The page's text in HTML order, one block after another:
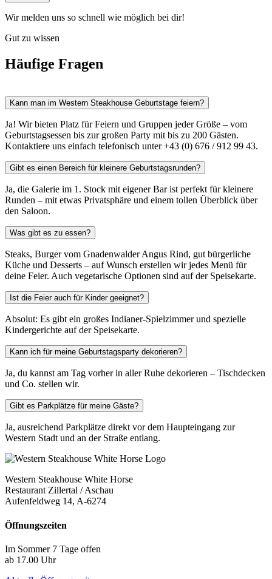
Wir melden uns so schnell wie möglich bei dir!
Gut zu wissen
Häufige Fragen
Kann man im Western Steakhouse Geburtstage feiern?
Ja! Wir bieten Platz für Feiern und Gruppen jeder Größe – vom
Geburtstagsessen bis zur großen Party mit bis zu 200 Gästen.
Kontaktiere uns einfach telefonisch unter +43 (0) 676 / 912 99 43.
Gibt es einen Bereich für kleinere Geburtstagsrunden?
Ja, die Galerie im 1. Stock mit eigener Bar ist perfekt für kleinere
Runden – mit etwas Privatsphäre und einem tollen Überblick über
den Saloon.
Was gibt es zu essen?
Steaks, Burger vom Gnadenwalder Angus Rind, gut bürgerliche
Küche und Desserts – auf Wunsch erstellen wir jedes Menü für
deine Feier. Auch vegetarische Optionen sind auf der Speisekarte.
Ist die Feier auch für Kinder geeignet?
Absolut: Es gibt ein großes Indianer-Spielzimmer und spezielle
Kindergerichte auf der Speisekarte.
Kann ich für meine Geburtstagsparty dekorieren?
Ja, du kannst am Tag vorher in aller Ruhe dekorieren – Tischdecken
und Co. stellen wir.
Gibt es Parkplätze für meine Gäste?
Ja, ausreichend Parkplätze direkt vor dem Haupteingang zur
Western Stadt und an der Straße entlang.
Western Steakhouse White Horse
Restaurant Zillertal / Aschau
Aufenfeldweg 14, A-6274
Öffnungszeiten
Im Sommer 7 Tage offen
ab 17.00 Uhr